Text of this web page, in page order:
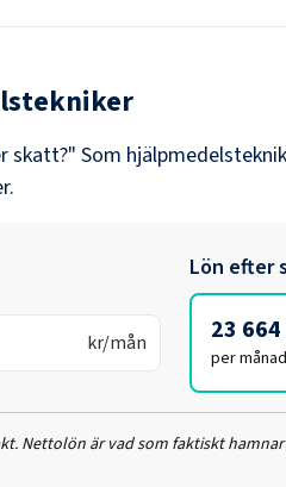
skatt?" Som
kr/mån
Lön efter
23
per månad
Nettolön är vad som faktiskt